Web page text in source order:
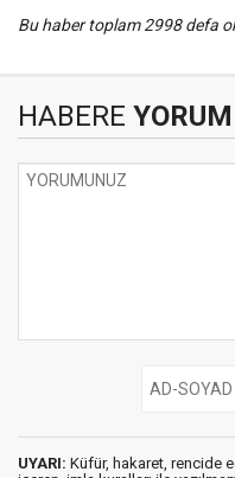
Bu haber toplam 2998 defa
HABERE
UYARI: Küfür, hakaret, rencide